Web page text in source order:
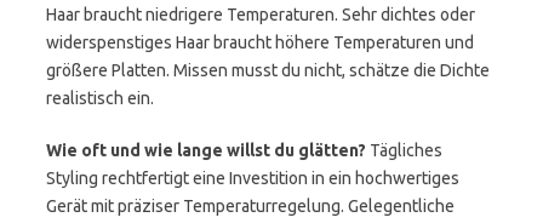
Haar braucht niedrigere Temperaturen. Sehr dichtes oder
widerspenstiges Haar braucht höhere Temperaturen und
größere Platten. Missen musst du nicht, schätze die Dichte
realistisch ein.
Wie oft und wie lange willst du glätten? Tägliches
Styling rechtfertigt eine Investition in ein hochwertiges
Gerät mit präziser Temperaturregelung. Gelegentliche